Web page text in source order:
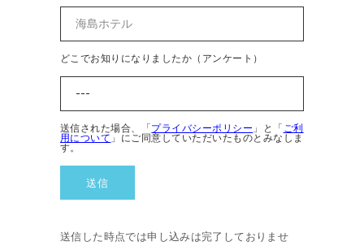
どこでお知りになりましたか（アンケート）
送信された場合、「プライバシーポリシー 」と「ご利
用について 」にご同意していただいたものとみなしま
す。
送信した時点では申し込みは完了しておりませ